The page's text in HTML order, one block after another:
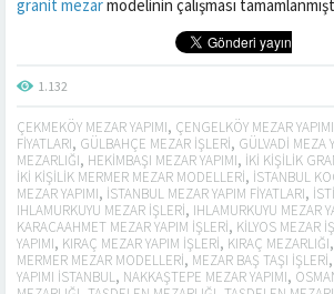
granit mezarmodelinin çalışması
1.132
ÇEKMEKÖY MEZAR YAPIMI, ÇENGELKÖY MEZAR YAPIMI
FIYATLARI, GÜLBAHÇE MEZAR IŞLERI, GÜLVADI MEZA
MEZARLIĞI, HEKIMBAŞI MEZAR YAPIMI, IKI KIŞILIK
IKI KIŞILIK MERMER MEZAR MODELLERI, ISTANBUL
MEZAR YAPIMI, ISTANBUL MEZAR YAPIM FIYATLARI,
IHLAMURKUYU MEZAR IŞLERI, IHLAMURKUYU MEZAR
KARACAAHMET MEZAR YAPIM IŞLERI, KILYOS MEZAR
YAPIMI, KIRAÇ MEZAR YAPIM IŞLERI, KIRAÇ MEZARLIĞI,
MERMER MEZAR MODELLERI, MEZAR BAŞ TAŞI IŞLERI,
YAPIMI ISTANBUL, NAKKAŞTEPE MEZAR YAPIMI,